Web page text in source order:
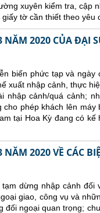
xuyên kiểm tra, cập
tờ cần thiết theo yêu
NĂM 2020 CỦA ĐẠI
biến phức tạp và
xuất nhập cảnh, thực
cảnh/quá cảnh;
phép khách lên
tại Hoa Kỳ đang có
2020 VỀ CÁC
dừng nhập cảnh
giao, công vụ và
ngoại quan trọng;